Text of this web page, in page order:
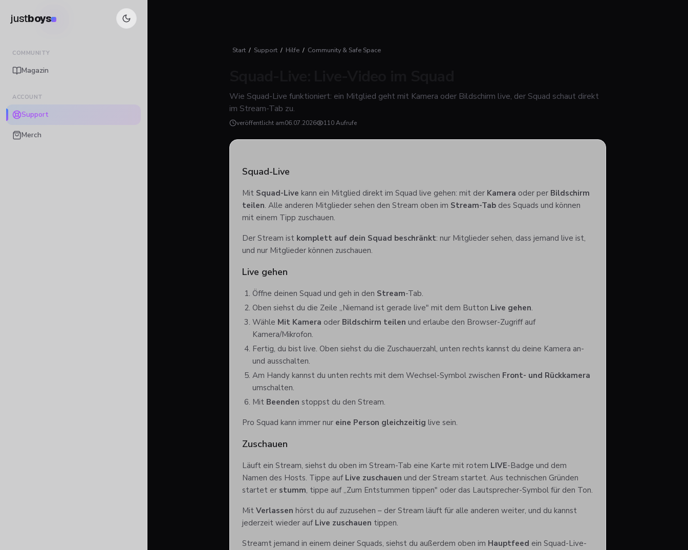
justboys
COMMUNITY
Magazin
ACCOUNT
Support
Merch
Start / Support / Hilfe / Community & Safe Space
Wie Squad-Live funktioniert: ein Mitglied geht mit Kamera oder Bildschirm live, der Squad schaut direkt
im Stream-Tab zu.
veröffentlicht am06.07.2026 110 Aufrufe
Squad-Live
Mit Squad-Live kann ein Mitglied direkt im Squad live gehen: mit der Kamera oder per Bildschirm
teilen. Alle anderen Mitglieder sehen den Stream oben im Stream-Tab des Squads und können
mit einem Tipp zuschauen.
Der Stream ist komplett auf dein Squad beschränkt: nur Mitglieder sehen, dass jemand live ist,
und nur Mitglieder können zuschauen.
Live gehen
Öffne deinen Squad und geh in den Stream-Tab.
Oben siehst du die Zeile „Niemand ist gerade live" mit dem Button Live gehen.
Wähle Mit Kamera oder Bildschirm teilen und erlaube den Browser-Zugriff auf
Kamera/Mikrofon.
Fertig, du bist live. Oben siehst du die Zuschauerzahl, unten rechts kannst du deine Kamera an-
und ausschalten.
Am Handy kannst du unten rechts mit dem Wechsel-Symbol zwischen Front- und Rückkamera
umschalten.
Mit Beenden stoppst du den Stream.
Pro Squad kann immer nur eine Person gleichzeitig live sein.
Zuschauen
Läuft ein Stream, siehst du oben im Stream-Tab eine Karte mit rotem LIVE-Badge und dem
Namen des Hosts. Tippe auf Live zuschauen und der Stream startet. Aus technischen Gründen
startet er stumm, tippe auf „Zum Entstummen tippen" oder das Lautsprecher-Symbol für den Ton.
Mit Verlassen hörst du auf zuzusehen – der Stream läuft für alle anderen weiter, und du kannst
jederzeit wieder auf Live zuschauen tippen.
Streamt jemand in einem deiner Squads, siehst du außerdem oben im Hauptfeed ein Squad-Live-